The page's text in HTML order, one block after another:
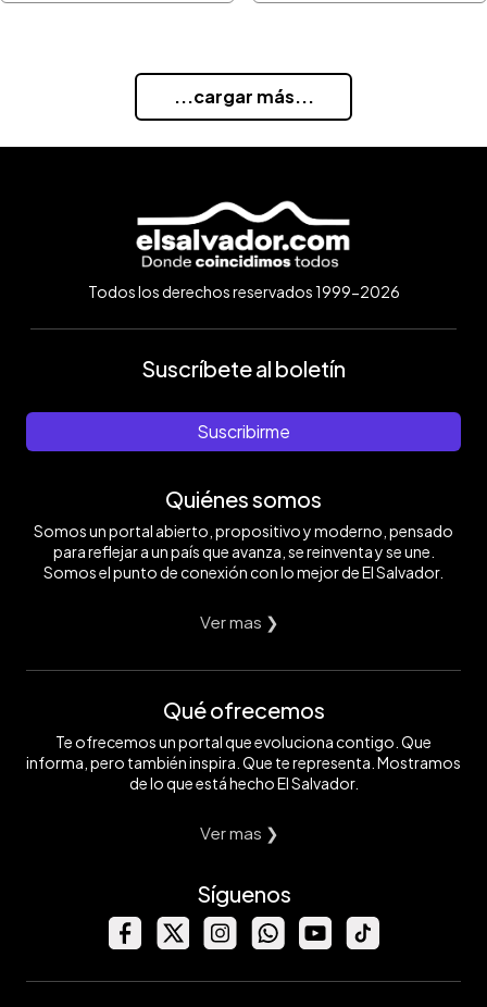
...cargar más...
Todos los derechos reservados 1999-2026
Suscríbete al boletín
Suscribirme
Quiénes somos
Somos un portal abierto, propositivo y moderno, pensado
para reflejar a un país que avanza, se reinventa y se une.
Somos el punto de conexión con lo mejor de El Salvador.
Ver mas ❯
Qué ofrecemos
Te ofrecemos un portal que evoluciona contigo. Que
informa, pero también inspira. Que te representa. Mostramos
de lo que está hecho El Salvador.
Ver mas ❯
Síguenos